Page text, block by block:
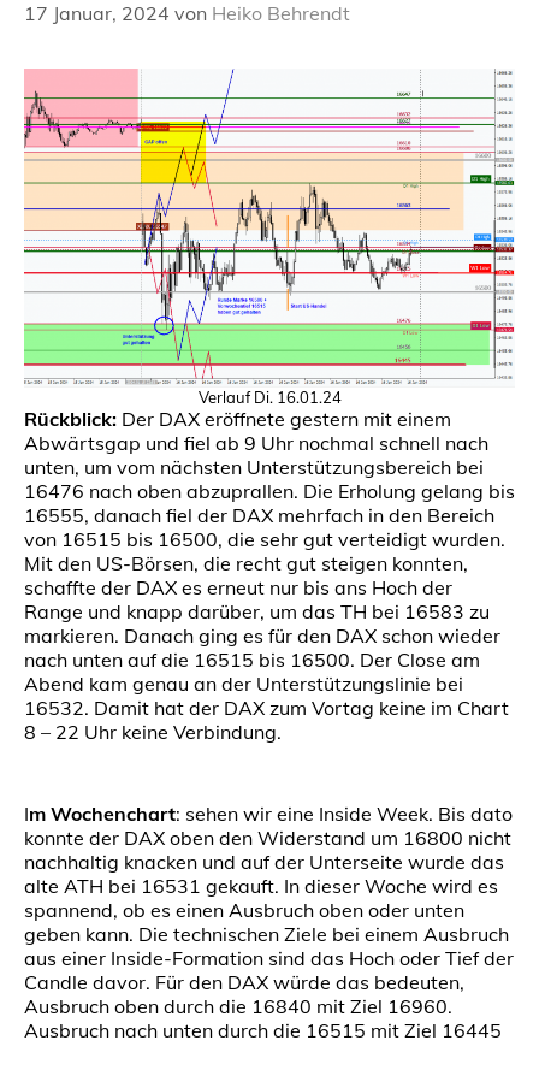
17 Januar, 2024 von Heiko Behrendt
Verlauf Di. 16.01.24
Rückblick: Der DAX eröffnete gestern mit einem
Abwärtsgap und fiel ab 9 Uhr nochmal schnell nach
unten, um vom nächsten Unterstützungsbereich bei
16476 nach oben abzuprallen. Die Erholung gelang bis
16555, danach fiel der DAX mehrfach in den Bereich
von 16515 bis 16500, die sehr gut verteidigt wurden.
Mit den US-Börsen, die recht gut steigen konnten,
schaffte der DAX es erneut nur bis ans Hoch der
Range und knapp darüber, um das TH bei 16583 zu
markieren. Danach ging es für den DAX schon wieder
nach unten auf die 16515 bis 16500. Der Close am
Abend kam genau an der Unterstützungslinie bei
16532. Damit hat der DAX zum Vortag keine im Chart
8 – 22 Uhr keine Verbindung.
Im Wochenchart: sehen wir eine Inside Week. Bis dato
konnte der DAX oben den Widerstand um 16800 nicht
nachhaltig knacken und auf der Unterseite wurde das
alte ATH bei 16531 gekauft. In dieser Woche wird es
spannend, ob es einen Ausbruch oben oder unten
geben kann. Die technischen Ziele bei einem Ausbruch
aus einer Inside-Formation sind das Hoch oder Tief der
Candle davor. Für den DAX würde das bedeuten,
Ausbruch oben durch die 16840 mit Ziel 16960.
Ausbruch nach unten durch die 16515 mit Ziel 16445